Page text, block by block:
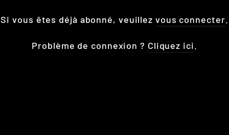
Si vous êtes déjà abonné, veuillez vous connecter.
Problème de connexion ? Cliquez ici.